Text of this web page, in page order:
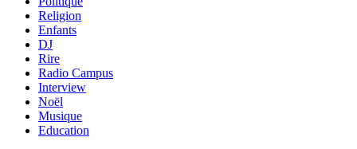
Religion
Enfants
DJ
Rire
Radio Campus
Interview
Noël
Musique
Education